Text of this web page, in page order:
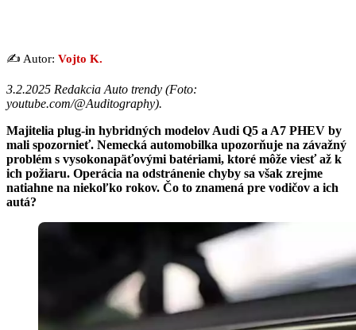
✍️ Autor: Vojto K.
3.2.2025 Redakcia Auto trendy (Foto:
youtube.com/@Auditography).
Majitelia plug-in hybridných modelov Audi Q5 a A7 PHEV by
mali spozornieť. Nemecká automobilka upozorňuje na závažný
problém s vysokonapäťovými batériami, ktoré môže viesť až k
ich požiaru. Operácia na odstránenie chyby sa však zrejme
natiahne na niekoľko rokov. Čo to znamená pre vodičov a ich
autá?